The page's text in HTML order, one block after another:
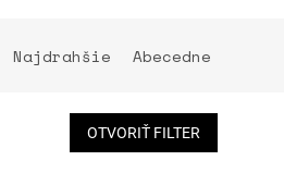
Najdrahšie Abecedne
OTVORIŤ FILTER